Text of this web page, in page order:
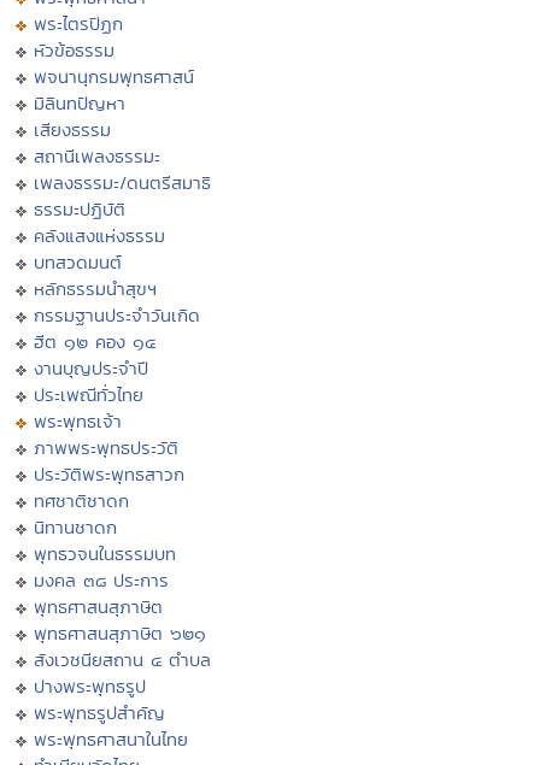
พระไตรปิฏก
หัวข้อธรรม
พจนานุกรมพุทธศาสน์
มิลินทปัญหา
เสียงธรรม
สถานีเพลงธรรมะ
เพลงธรรมะ/ดนตรีสมาธิ
ธรรมะปฏิบัติ
คลังแสงแห่งธรรม
บทสวดมนต์
หลักธรรมนำสุขฯ
กรรมฐานประจำวันเกิด
ฮีต ๑๒ คอง ๑๔
งานบุญประจำปี
ประเพณีทั่วไทย
พระพุทธเจ้า
ภาพพระพุทธประวัติ
ประวัติพระพุทธสาวก
ทศชาติชาดก
นิทานชาดก
พุทธวจนในธรรมบท
มงคล ๓๘ ประการ
พุทธศาสนสุภาษิต
พุทธศาสนสุภาษิต ๖๒๑
สังเวชนียสถาน ๔ ตำบล
ปางพระพุทธรูป
พระพุทธรูปสำคัญ
พระพุทธศาสนาในไทย